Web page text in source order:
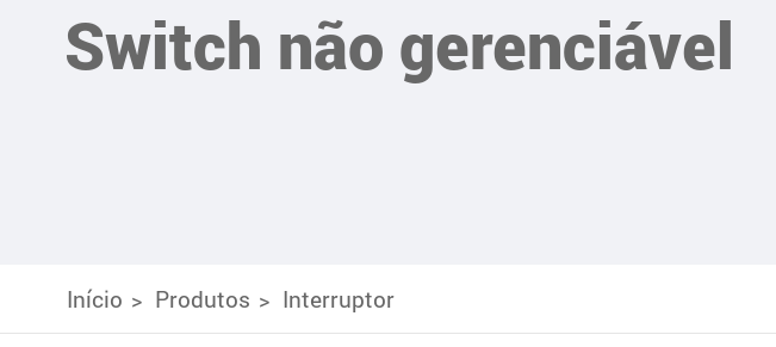
Switch não gerenciável
Início Produtos Interruptor